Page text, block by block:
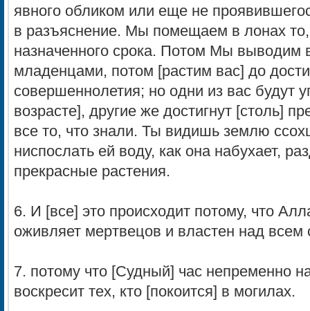
явного обликом или еще не
в разъяснение. Мы помещаем в лонах
назначенного срока. Потом Мы выводим
младенцами, потом [растим вас] до
совершеннолетия; но одни из вас будут
возрасте], другие же достигнут [столь]
все то, что знали. Ты видишь землю
ниспослать ей воду, как она набухает,
прекрасные растения.
6. И [все] это происходит потому, что
оживляет мертвецов и властен над
7. потому что [Судный] час непременно
воскресит тех, кто [покоится] в могилах.